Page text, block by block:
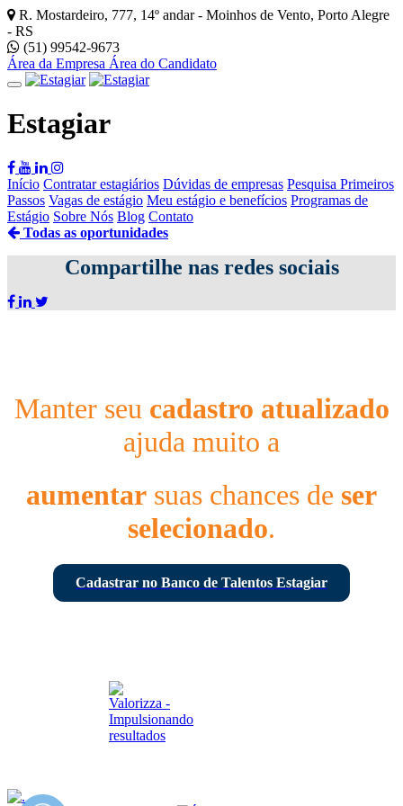
R. Mostardeiro, 777, 14º andar - Moinhos de Vento, Porto Alegre
- RS
(51) 99542-9673
Área da Empresa Área do Candidato
Estagiar
Início Contratar estagiários Dúvidas de empresas Pesquisa Primeiros
Passos Vagas de estágio Meu estágio e benefícios Programas de
Estágio Sobre Nós Blog Contato
Todas as oportunidades
Compartilhe nas redes sociais
Manter seu cadastro atualizado
ajuda muito a
aumentar suas chances de ser
selecionado.
Cadastrar no Banco de Talentos Estagiar